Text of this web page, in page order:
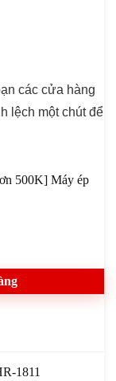
các cửa hàng
lệch một chút để
500K] Máy ép
1811